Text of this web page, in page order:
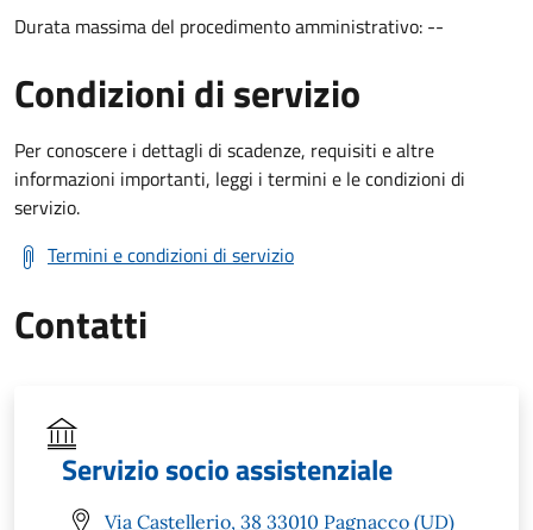
Durata massima del procedimento amministrativo: --
Condizioni di servizio
Per conoscere i dettagli di scadenze, requisiti e altre
informazioni importanti, leggi i termini e le condizioni di
servizio.
Termini e condizioni di servizio
Contatti
Servizio socio assistenziale
Via Castellerio, 38 33010 Pagnacco (UD)